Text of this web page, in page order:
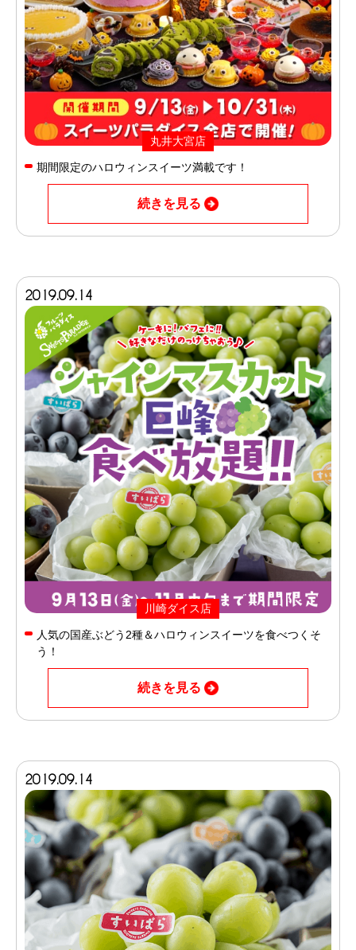
丸井大宮店
期間限定のハロウィンスイーツ満載です！
続きを見る
2019.09.14
川崎ダイス店
人気の国産ぶどう2種＆ハロウィンスイーツを食べつくそ
う！
続きを見る
2019.09.14